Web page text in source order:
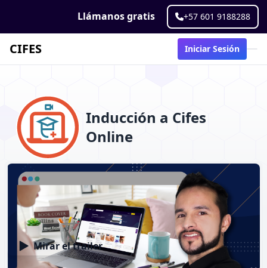
Llámanos gratis +57 601 9188288
CIFES Iniciar Sesión
Inducción a Cifes
Online
Inducción a Cifes Online
9 Clases 0% Satisfacción
Descripción Contenido Opiniones
Mirar el trailer